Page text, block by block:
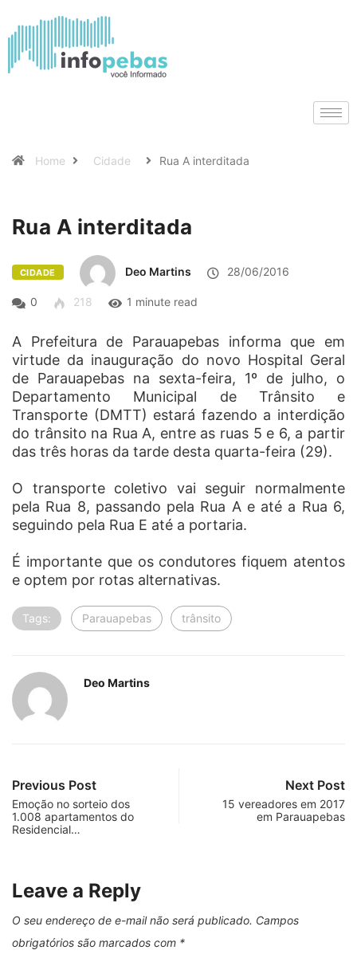
Home Cidade Rua A interditada
Rua A interditada
CIDADE Deo Martins 28/06/2016
0 218 1 minute read
A Prefeitura de Parauapebas informa que em
virtude da inauguração do novo Hospital Geral
de Parauapebas na sexta-feira, 1º de julho, o
Departamento Municipal de Trânsito e
Transporte (DMTT) estará fazendo a interdição
do trânsito na Rua A, entre as ruas 5 e 6, a partir
das três horas da tarde desta quarta-feira (29).
O transporte coletivo vai seguir normalmente
pela Rua 8, passando pela Rua A e até a Rua 6,
seguindo pela Rua E até a portaria.
É importante que os condutores fiquem atentos
e optem por rotas alternativas.
Tags: Parauapebas trânsito
Deo Martins
Previous Post
Emoção no sorteio dos
1.008 apartamentos do
Residencial…
Next Post
15 vereadores em 2017
em Parauapebas
Leave a Reply
O seu endereço de e-mail não será publicado. Campos
obrigatórios são marcados com *